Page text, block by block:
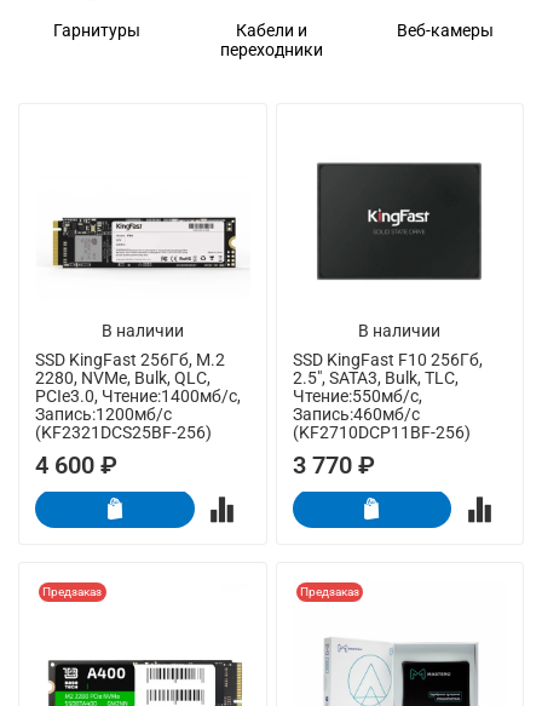
Гарнитуры
Кабели и
переходники
Веб-камеры
В наличии
SSD KingFast 256Гб, M.2
2280, NVMe, Bulk, QLC,
PCIe3.0, Чтение:1400мб/с,
Запись:1200мб/с
(KF2321DCS25BF-256)
4 600 ₽
В наличии
SSD KingFast F10 256Гб,
2.5", SATA3, Bulk, TLC,
Чтение:550мб/с,
Запись:460мб/с
(KF2710DCP11BF-256)
3 770 ₽
Предзаказ Предзаказ